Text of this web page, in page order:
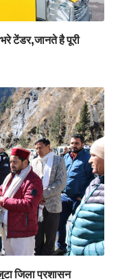
टेंडर,जानते है पूरी
जिला प्रशासन